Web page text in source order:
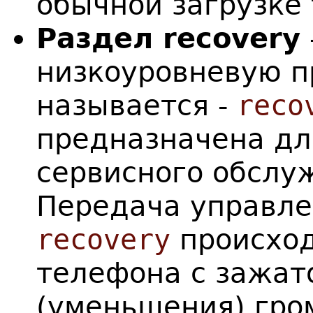
Раздел recovery
низкоуровневую
называется -
предназначена
сервисного
Передача
recovery
телефона с